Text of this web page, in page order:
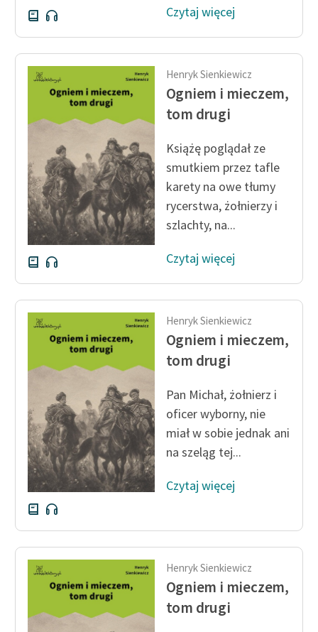
Czytaj więcej
Henryk Sienkiewicz
Ogniem i mieczem,
tom drugi
Książę poglądał ze
smutkiem przez tafle
karety na owe tłumy
rycerstwa, żołnierzy i
szlachty, na...
Czytaj więcej
Henryk Sienkiewicz
Ogniem i mieczem,
tom drugi
Pan Michał, żołnierz i
oficer wyborny, nie
miał w sobie jednak ani
na szeląg tej...
Czytaj więcej
Henryk Sienkiewicz
Ogniem i mieczem,
tom drugi